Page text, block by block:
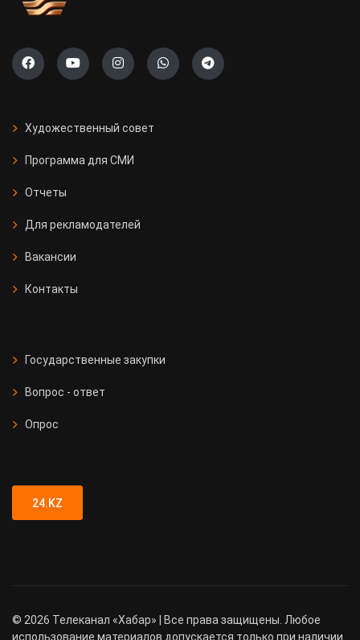
Художественный совет
Программа для СМИ
Отчеты
Для рекламодателей
Вакансии
Контакты
Государственные закупки
Вопрос - ответ
Опрос
24.KZ
© 2026 Телеканал «Хабар» | Все права защищены. Любое
использование материалов допускается только при наличии